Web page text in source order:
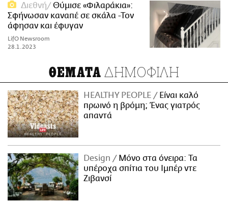
Διεθνή
Θύμισε «Φιλαράκια»:
Σφήνωσαν καναπέ σε σκάλα -Τον
άφησαν και έφυγαν
LifO Newsroom
28.1.2023
ΘΕΜΑΤΑ ΔΗΜΟΦΙΛΗ
HEALTHY PEOPLE
Είναι καλό
πρωινό η βρόμη; Ένας γιατρός
απαντά
Design
Μόνο στα όνειρα: Τα
υπέροχα σπίτια του Ιμπέρ ντε
Ζιβανσί